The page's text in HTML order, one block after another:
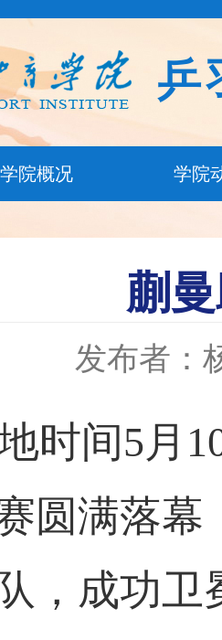
乒
学院概况 学院
蒯
发布者：
间5月10
圆满落
，成功卫